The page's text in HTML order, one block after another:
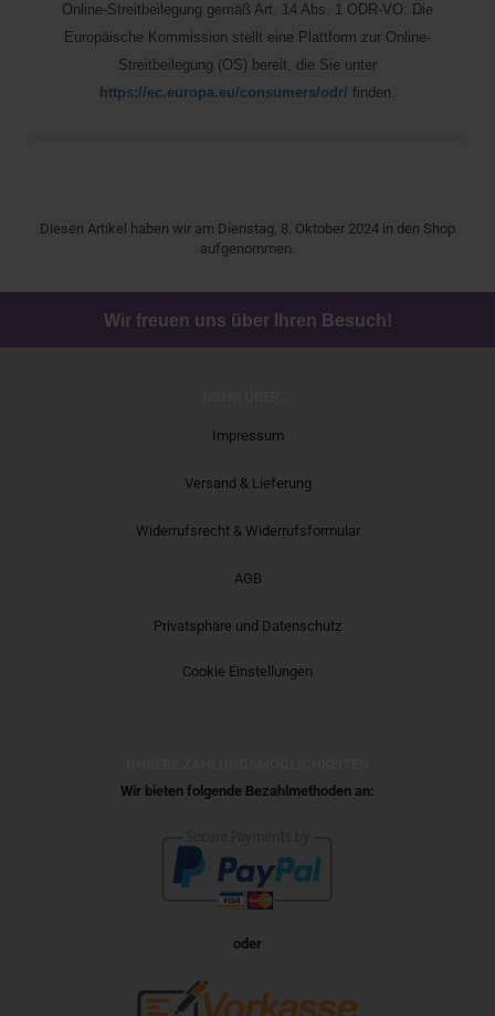
Online-Streitbeilegung gemäß Art. 14 Abs. 1 ODR-VO: Die
Europäische Kommission stellt eine Plattform zur Online-
Streitbeilegung (OS) bereit, die Sie unter
https://ec.europa.eu/consumers/odr/ finden.
Diesen Artikel haben wir am Dienstag, 8. Oktober 2024 in den Shop
aufgenommen.
Wir freuen uns über Ihren Besuch!
Impressum
Versand & Lieferung
Widerrufsrecht & Widerrufsformular
AGB
Privatsphäre und Datenschutz
Cookie Einstellungen
Wir bieten folgende Bezahlmethoden an:
oder